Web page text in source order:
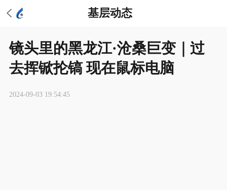
基层动态
​镜头里的黑龙江·沧桑巨变｜过
去挥锨抡镐 现在鼠标电脑
2024-09-03 19:54:45